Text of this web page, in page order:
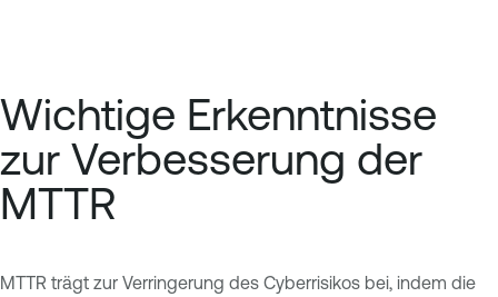
Wichtige Erkenntnisse
zur Verbesserung der
MTTR
MTTR trägt zur Verringerung des Cyberrisikos bei, indem die